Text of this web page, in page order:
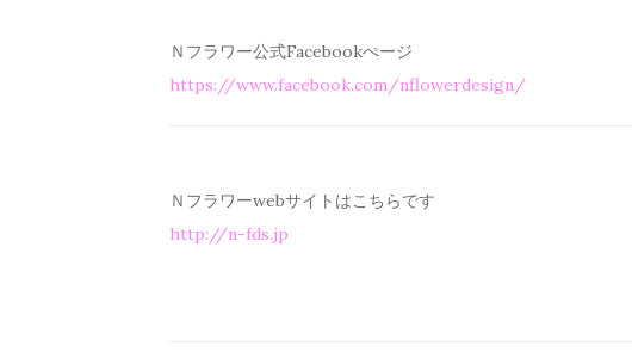
Ｎフラワー公式Facebookぺージ
https://www.facebook.com/nflowerdesign/
Ｎフラワーwebサイトはこちらです
http://n-fds.jp